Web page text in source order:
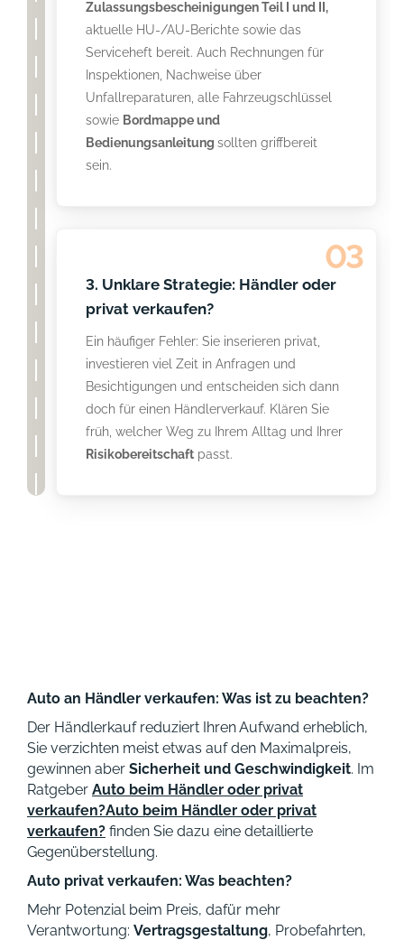
Zulassungsbescheinigungen Teil I und II,
aktuelle HU-/AU-Berichte sowie das
Serviceheft bereit. Auch Rechnungen für
Inspektionen, Nachweise über
Unfallreparaturen, alle Fahrzeugschlüssel
sowie Bordmappe und
Bedienungsanleitungsollten griffbereit
sein.
03
3. Unklare Strategie: Händler oder
privat verkaufen?
Ein häufiger Fehler: Sie inserieren privat,
investieren viel Zeit in Anfragen und
Besichtigungen und entscheiden sich dann
doch für einen Händlerverkauf. Klären Sie
früh, welcher Weg zu Ihrem Alltag und Ihrer
Risikobereitschaft passt.
Auto an Händler verkaufen: Was ist zu beachten?
Der Händlerkauf reduziert Ihren Aufwand erheblich,
Sie verzichten meist etwas auf den Maximalpreis,
gewinnen aber Sicherheit und Geschwindigkeit. Im
Ratgeber Auto beim Händler oder privat
verkaufen?Auto beim Händler oder privat
verkaufen? finden Sie dazu eine detaillierte
Gegenüberstellung.
Auto privat verkaufen: Was beachten?
Mehr Potenzial beim Preis, dafür mehr
Verantwortung: Vertragsgestaltung, Probefahrten,